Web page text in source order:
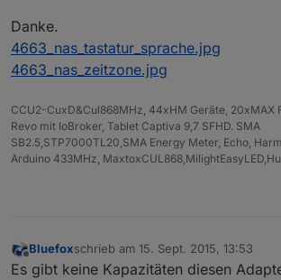
Danke.
4663_nas_tastatur_sprache.jpg
4663_nas_zeitzone.jpg
CCU2-CuxD&Cul868MHz, 44xHM Geräte, 20xMAX
Revo mit IoBroker, Tablet Captiva 9,7 SFHD. SMA
SB2.5,STP7000TL20,SMA Energy Meter, Echo,
Arduino 433MHz,
Offline
Bluefoxschrieb am 15. Sept. 2015, 13:53
zuletzt editiert von
Es gibt keine Kapazitäten diesen